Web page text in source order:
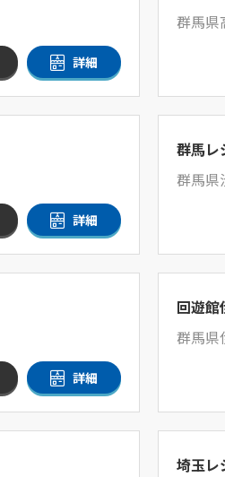
詳細
群馬
詳細
群馬レ
群馬県
詳細
回遊館
群馬県
埼玉レ